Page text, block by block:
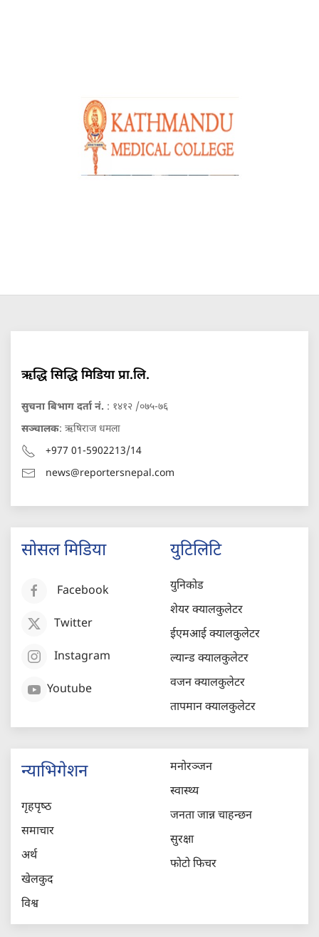
ऋद्धि सिद्धि मिडिया प्रा.लि.
सुचना बिभाग दर्ता नं. : १४१२ /०७५-७६
सञ्चालक: ऋषिराज धमला
+977 01-5902213/14
news@reportersnepal.com
सोसल मिडिया
Facebook
Twitter
Instagram
Youtube
युटिलिटि
युनिकोड
शेयर क्यालकुलेटर
ईएमआई क्यालकुलेटर
ल्यान्ड क्यालकुलेटर
वजन क्यालकुलेटर
तापमान क्यालकुलेटर
न्याभिगेशन
गृहपृष्‍ठ
समाचार
अर्थ
खेलकुद
विश्व
मनोरञ्जन
स्वास्थ्य
जनता जान्न चाहन्छन
सुरक्षा
फोटो फिचर